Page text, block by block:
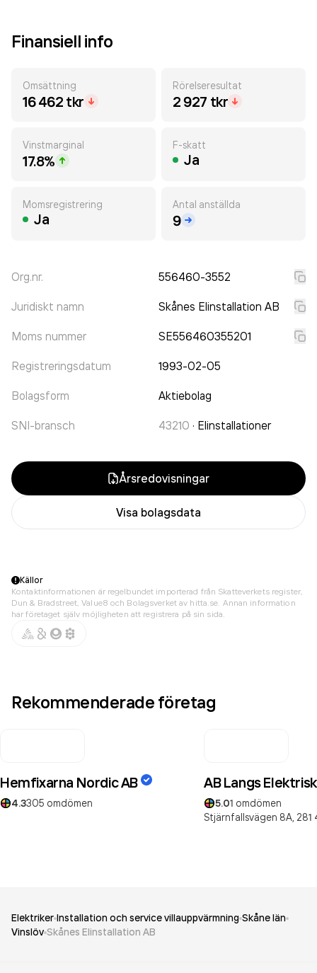
Finansiell info
Omsättning
16 462 tkr
Rörelseresultat
2 927 tkr
Vinstmarginal
17.8%
F-skatt
Ja
Momsregistrering
Ja
Antal anställda
9
Org.nr. 556460-3552
Juridiskt namn Skånes Elinstallation AB
Moms nummer SE556460355201
Registreringsdatum 1993-02-05
Bolagsform Aktiebolag
SNI-bransch 43210 · Elinstallationer
Årsredovisningar
Visa bolagsdata
Källor
Kontaktinformationen är regelbundet importerad från Skatteverkets register,
Dun & Bradstreet, Value8 och Bolagsverket av hitta.se. Annan information
har företaget själv möjligheten att registrera på sin sida.
Rekommenderade företag
Hemfixarna Nordic AB
4.3305 omdömen
AB Langs
5.01 omdömen
Stjärnfallsvägen 8A, 281
Elektriker Installation och service villauppvärmning Skåne län
Vinslöv Skånes Elinstallation AB